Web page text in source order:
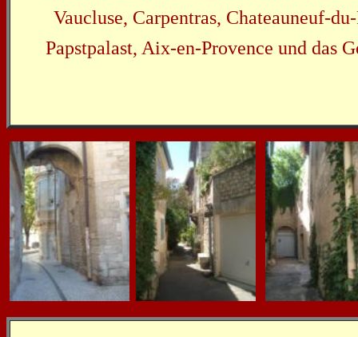
Vaucluse, Carpentras, Chateauneuf-
Papstpalast, Aix-en-Provence und das